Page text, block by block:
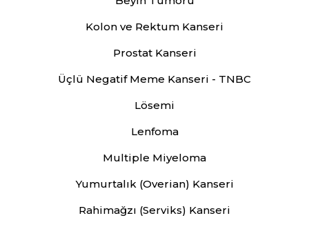
Kolon ve Rektum Kanseri
Prostat Kanseri
Üçlü Negatif Meme Kanseri - TNBC
Lösemi
Lenfoma
Multiple Miyeloma
Yumurtalık (Overian) Kanseri
Rahimağzı (Serviks) Kanseri